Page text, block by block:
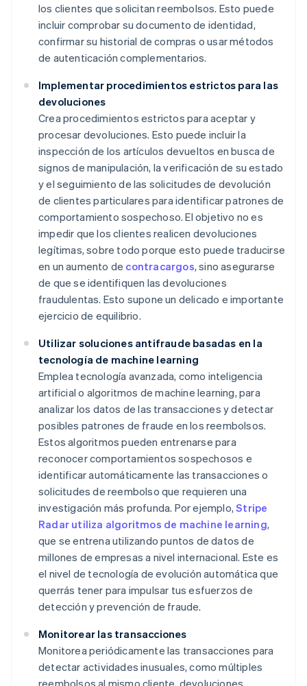
los clientes que solicitan reembolsos. Esto puede
incluir comprobar su documento de identidad,
confirmar su historial de compras o usar métodos
de autenticación complementarios.
Implementar procedimientos estrictos para las
devoluciones
Crea procedimientos estrictos para aceptar y
procesar devoluciones. Esto puede incluir la
inspección de los artículos devueltos en busca de
signos de manipulación, la verificación de su estado
y el seguimiento de las solicitudes de devolución
de clientes particulares para identificar patrones de
comportamiento sospechoso. El objetivo no es
impedir que los clientes realicen devoluciones
legítimas, sobre todo porque esto puede traducirse
en un aumento de contracargos, sino asegurarse
de que se identifiquen las devoluciones
fraudulentas. Esto supone un delicado e importante
ejercicio de equilibrio.
Utilizar soluciones antifraude basadas en la
tecnología de machine learning
Emplea tecnología avanzada, como inteligencia
artificial o algoritmos de machine learning, para
analizar los datos de las transacciones y detectar
posibles patrones de fraude en los reembolsos.
Estos algoritmos pueden entrenarse para
reconocer comportamientos sospechosos e
identificar automáticamente las transacciones o
solicitudes de reembolso que requieren una
investigación más profunda. Por ejemplo,Stripe
Radar utiliza algoritmos de machine learning,
que se entrena utilizando puntos de datos de
millones de empresas a nivel internacional. Este es
el nivel de tecnología de evolución automática que
querrás tener para impulsar tus esfuerzos de
detección y prevención de fraude.
Monitorear las transacciones
Monitorea periódicamente las transacciones para
detectar actividades inusuales, como múltiples